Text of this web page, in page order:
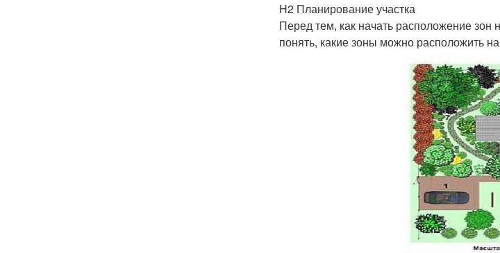
H2 Планирование участка
Перед тем, как начать расположение зон
понять, какие зоны можно расположить